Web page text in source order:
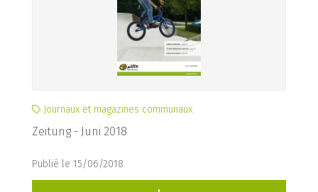
Journaux et magazines communaux
Zeitung - Juni 2018
Publié le 15/06/2018